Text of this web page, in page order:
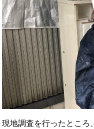
現地調査を行ったところ